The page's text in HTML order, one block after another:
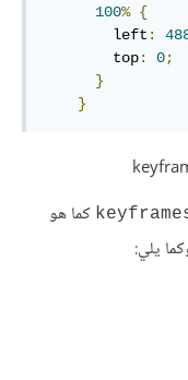
100% {
left :
top: 0;
}
}
كما هو
يلي: